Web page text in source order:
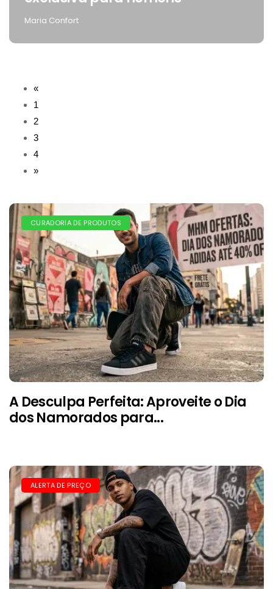
Maria Confort
«
1
2
3
4
»
CURADORIA DE PRODUTOS
A Desculpa Perfeita: Aproveite o Dia
dos Namorados para...
ALERTA DE PREÇO